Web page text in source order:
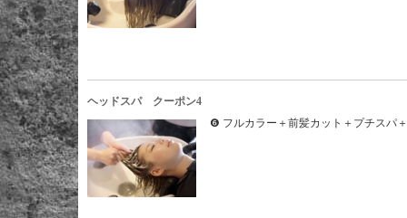
ヘッドスパ クーポン4
❻ フルカラー＋前髪カット＋プチスパ